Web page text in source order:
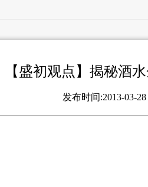
【盛初观点】揭秘酒
发布时间:2013-03-28